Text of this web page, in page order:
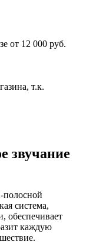
от 12 000 руб.
т.к.
звучание
полосной
система,
обеспечивает
каждую